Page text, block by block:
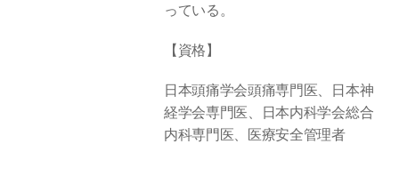
っている。
【資格】
日本頭痛学会頭痛専門医、日本神
経学会専門医、日本内科学会総合
内科専門医、医療安全管理者